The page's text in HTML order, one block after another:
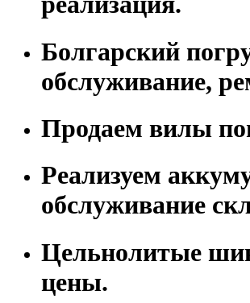
Болгарский
обслуживание,
Продаем вилы
Реализуем
обслуживание
Цельнолитые
цены.